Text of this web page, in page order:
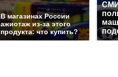
В магазинах России
ажиотаж из-за этого
продукта: что купить?